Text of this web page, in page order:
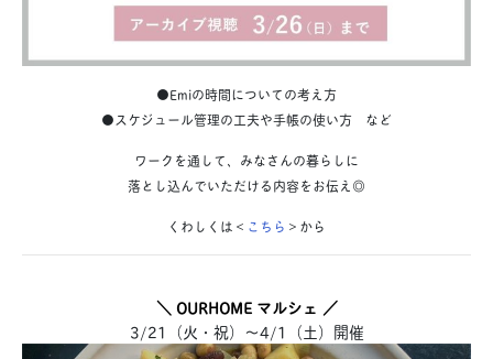
●Emiの時間についての考え方
●スケジュール管理の工夫や手帳の使い方 など
ワークを通して、みなさんの暮らしに
落とし込んでいただける内容をお伝え◎
くわしくは＜ こちら ＞から
＼ OURHOME マルシェ ／
3/21（火・祝）～4/1（土）開催